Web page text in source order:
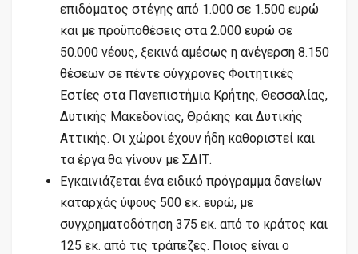
επιδόματος στέγης από 1.000 σε 1.500 ευρώ
και με προϋποθέσεις στα 2.000 ευρώ σε
50.000 νέους, ξεκινά αμέσως η ανέγερση 8.150
θέσεων σε πέντε σύγχρονες Φοιτητικές
Εστίες στα Πανεπιστήμια Κρήτης, Θεσσαλίας,
Δυτικής Μακεδονίας, Θράκης και Δυτικής
Αττικής. Οι χώροι έχουν ήδη καθοριστεί και
τα έργα θα γίνουν με ΣΔΙΤ.
Εγκαινιάζεται ένα ειδικό πρόγραμμα δανείων
καταρχάς ύψους 500 εκ. ευρώ, με
συγχρηματοδότηση 375 εκ. από το κράτος και
125 εκ. από τις τράπεζες. Ποιος είναι ο